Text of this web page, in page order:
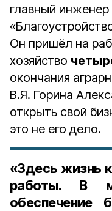
главный инженер
Он пришёл на
хозяйство
окончания
В.Я. Горина
открыть свой
это не его дело.
«Здесь жизнь
работы. В
обеспечение